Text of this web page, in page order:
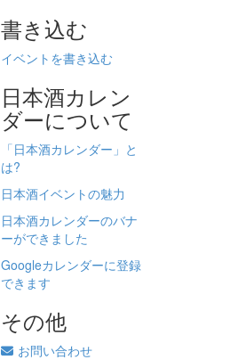
書き込む
イベントを書き込む
日本酒カレン
ダーについて
「日本酒カレンダー」と
は?
日本酒イベントの魅力
日本酒カレンダーのバナ
ーができました
Googleカレンダーに登録
できます
その他
お問い合わせ